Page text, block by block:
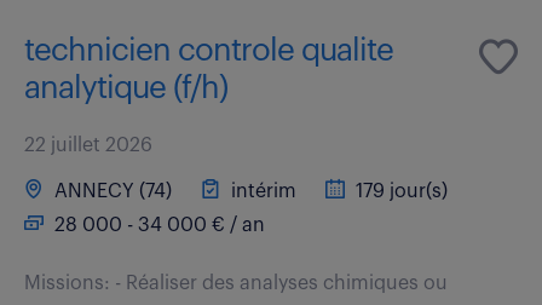
technicien controle qualite
analytique (f/h)
22 juillet 2026
ANNECY (74) intérim
179 jour(s)
28 000 - 34 000 € / an
Missions: - Réaliser des analyses chimiques ou